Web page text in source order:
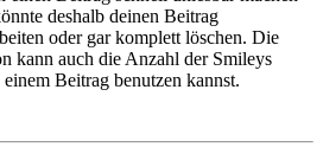
deshalb deinen Beitrag
oder gar komplett löschen. Die
kann auch die Anzahl der Smileys
Beitrag benutzen kannst.